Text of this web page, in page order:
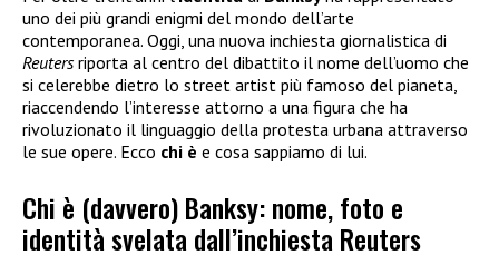
uno dei più grandi enigmi del mondo dell’arte
contemporanea. Oggi, una nuova inchiesta giornalistica di
Reutersriporta al centro del dibattito il nome dell’uomo che
si celerebbe dietro lo street artist più famoso del pianeta,
riaccendendo l’interesse attorno a una figura che ha
rivoluzionato il linguaggio della protesta urbana attraverso
le sue opere. Ecco chi è e cosa sappiamo di lui.
Chi è (davvero) Banksy: nome, foto e
identità svelata dall’inchiesta Reuters